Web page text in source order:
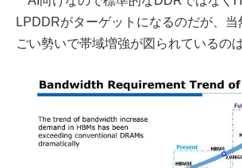
LPDDRがターゲットになるのだが、
ごい勢いで帯域増強が図られているの